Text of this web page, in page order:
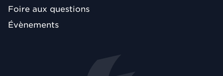
Foire aux questions
Évènements